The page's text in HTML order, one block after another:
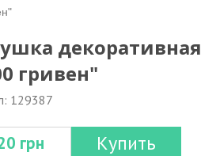
декоративная
гривен"
129387
грн Купить